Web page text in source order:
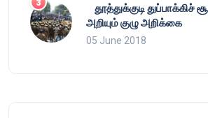
தூத்துக்குடி துப்பாக்கிச்
அறியும் குழு அறிக்கை
05 June 2018